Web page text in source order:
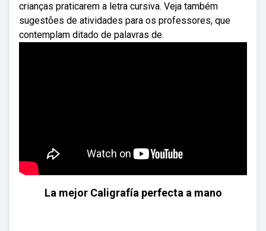
crianças praticarem a letra cursiva. Veja também
sugestões de atividades para os professores, que
contemplam ditado de palavras de.
La mejor Caligrafía perfecta a mano